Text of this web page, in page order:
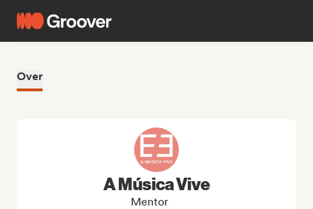
Over
A Música Vive
Mentor